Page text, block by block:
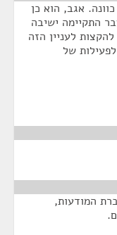
אגב, הוא כן
התקיימה ישיבה
לעניין הזה
של
המודעות,